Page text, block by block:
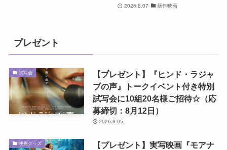
2026.8.07 新作映画
プレゼント
試写会
【プレゼント】『ヒンド・ラジャ
ブの声』トークイベント付き特別
試写会に10組20名様ご招待☆（応
募締切：8月12日）
2026.8.05
映画グッズ
【プレゼント】実写映画『モアナ